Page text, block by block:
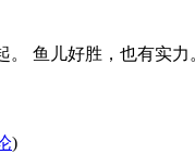
。 鱼儿好胜，也有实
)